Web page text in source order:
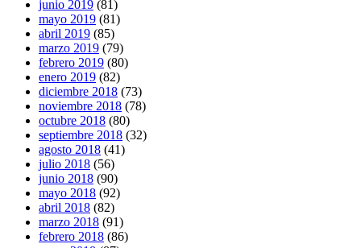
junio 2019 (81)
mayo 2019 (81)
abril 2019 (85)
marzo 2019 (79)
febrero 2019 (80)
enero 2019 (82)
diciembre 2018 (73)
noviembre 2018 (78)
octubre 2018 (80)
septiembre 2018 (32)
agosto 2018 (41)
julio 2018 (56)
junio 2018 (90)
mayo 2018 (92)
abril 2018 (82)
marzo 2018 (91)
febrero 2018 (86)